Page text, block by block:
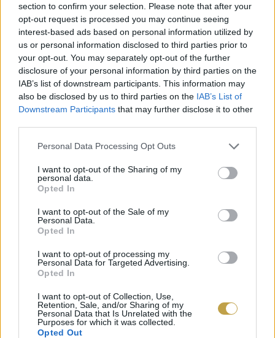
section to confirm your selection. Please note that after your
opt-out request is processed you may continue seeing
interest-based ads based on personal information utilized by
us or personal information disclosed to third parties prior to
your opt-out. You may separately opt-out of the further
disclosure of your personal information by third parties on the
IAB’s list of downstream participants. This information may
also be disclosed by us to third parties on the IAB’s List of
Downstream Participants that may further disclose it to other
Please note that this website/app uses one or more Google
not limited to your visit or usage behaviour. You may click to
grant or deny consent to Google and its third-party tags to
use your data for below specified purposes in below Google
consent section.
Personal Data Processing Opt Outs
I want to opt-out of the Sharing of my
personal data.
Opted In
I want to opt-out of the Sale of my
Personal Data.
Opted In
I want to opt-out of processing my
Personal Data for Targeted Advertising.
Opted In
I want to opt-out of Collection, Use,
Retention, Sale, and/or Sharing of my
Personal Data that Is Unrelated with the
Purposes for which it was collected.
Opted Out
Címlapfotó: Drew Farwell / Unsplash